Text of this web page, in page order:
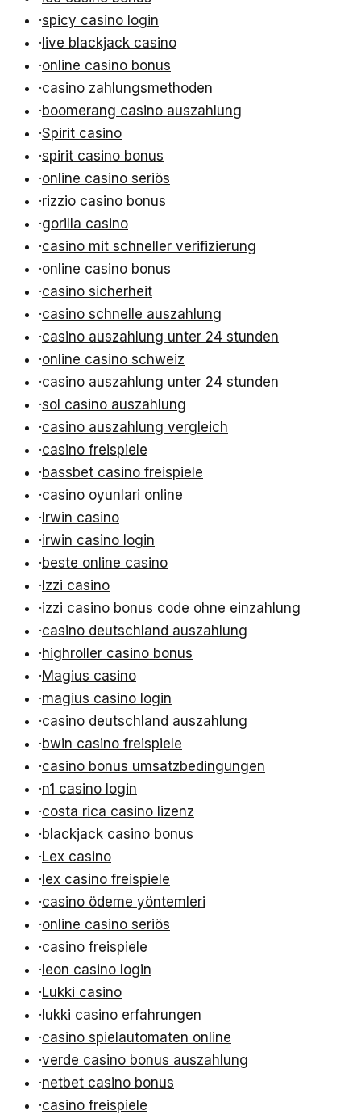
·spicy casino login
· live blackjack casino
·online casino bonus
·casino zahlungsmethoden
·boomerang casino auszahlung
·Spirit casino
·spirit casino bonus
·online casino seriös
·rizzio casino bonus
·gorilla casino
·casino mit schneller verifizierung
·online casino bonus
·casino sicherheit
·casino schnelle auszahlung
·casino auszahlung unter 24 stunden
·online casino schweiz
·casino auszahlung unter 24 stunden
·sol casino auszahlung
·casino auszahlung vergleich
·casino freispiele
·bassbet casino freispiele
·casino oyunlari online
· Irwin casino
·irwin casino login
·beste online casino
· Izzi casino
·izzi casino bonus code ohne einzahlung
·casino deutschland auszahlung
·highroller casino bonus
·Magius casino
·magius casino login
·casino deutschland auszahlung
·bwin casino freispiele
·casino bonus umsatzbedingungen
·n1 casino login
·costa rica casino lizenz
·blackjack casino bonus
·Lex casino
· lex casino freispiele
·casino ödeme yöntemleri
·online casino seriös
·casino freispiele
· leon casino login
·Lukki casino
· lukki casino erfahrungen
·casino spielautomaten online
·verde casino bonus auszahlung
·netbet casino bonus
·casino freispiele